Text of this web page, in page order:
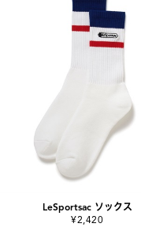
LeSportsac ソックス
¥2,420